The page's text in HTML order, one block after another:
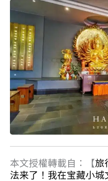
本文授權轉載自：【旅
法来了！我在宝藏小